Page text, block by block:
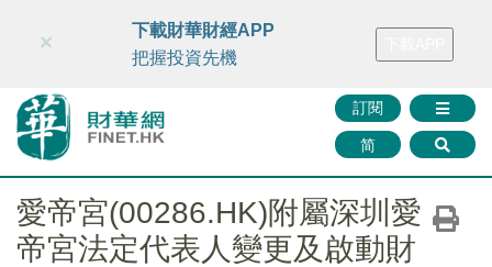
財華智庫網 FINTV FINMETA 財華證券 媒體矩陣
訂閱
简
×
下載財華財經APP
把握投資先機
愛帝宮(00286.HK)附屬深圳愛
帝宮法定代表人變更及啟動財